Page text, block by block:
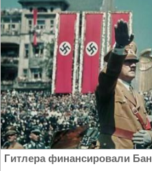
Гитлера финансировали